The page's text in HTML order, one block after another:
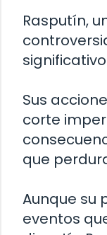
Rasputín,
Sus
corte
que
Aunque su
eventos